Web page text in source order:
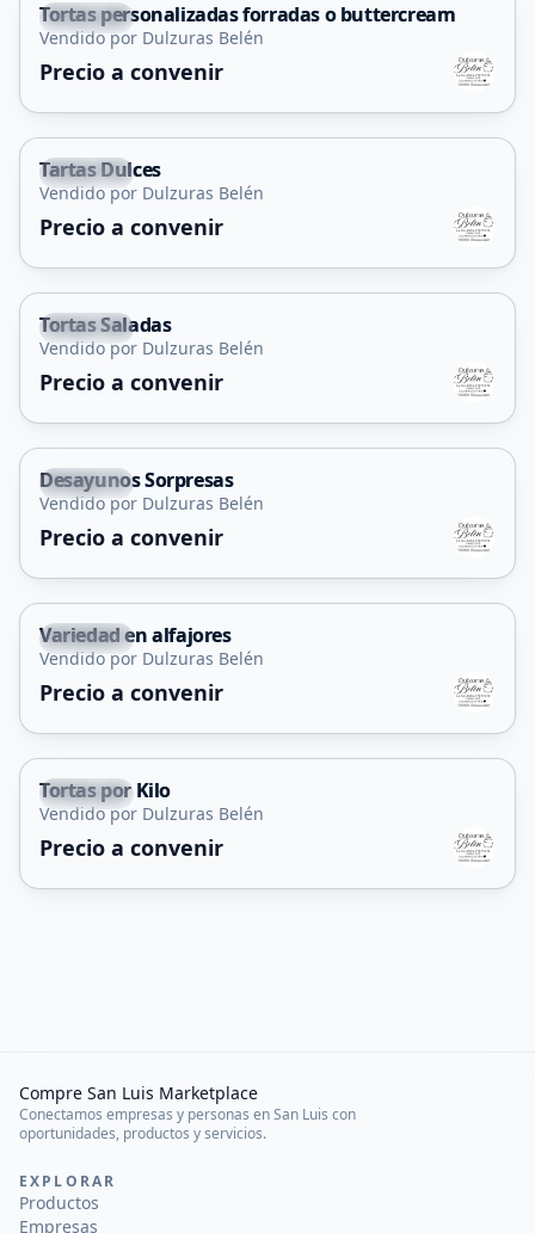
Capital
Tortas personalizadas forradas o buttercream
Vendido por Dulzuras Belén
Precio a convenir
Capital
Tartas Dulces
Vendido por Dulzuras Belén
Precio a convenir
Capital
Tortas Saladas
Vendido por Dulzuras Belén
Precio a convenir
Capital
Desayunos Sorpresas
Vendido por Dulzuras Belén
Precio a convenir
Capital
Variedad en alfajores
Vendido por Dulzuras Belén
Precio a convenir
Capital
Tortas por Kilo
Vendido por Dulzuras Belén
Precio a convenir
Compre San Luis Marketplace
Conectamos empresas y personas en San Luis con
oportunidades, productos y servicios.
EXPLORAR
Productos
Empresas